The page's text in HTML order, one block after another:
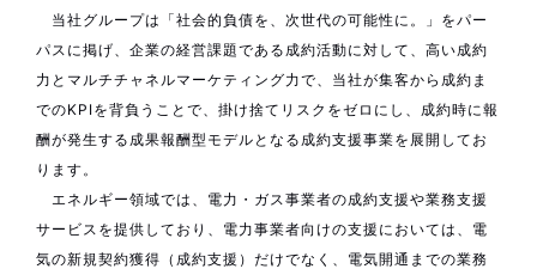
当社グループは「社会的負債を、次世代の可能性に。」をパー
パスに掲げ、企業の経営課題である成約活動に対して、高い成約
力とマルチチャネルマーケティング力で、当社が集客から成約ま
でのKPIを背負うことで、掛け捨てリスクをゼロにし、成約時に報
酬が発生する成果報酬型モデルとなる成約支援事業を展開してお
ります。
エネルギー領域では、電力・ガス事業者の成約支援や業務支援
サービスを提供しており、電力事業者向けの支援においては、電
気の新規契約獲得（成約支援）だけでなく、電気開通までの業務